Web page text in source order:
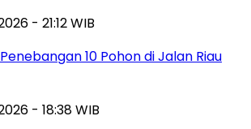
- 21:12 WIB
10 Pohon di Jalan Riau
- 18:38 WIB